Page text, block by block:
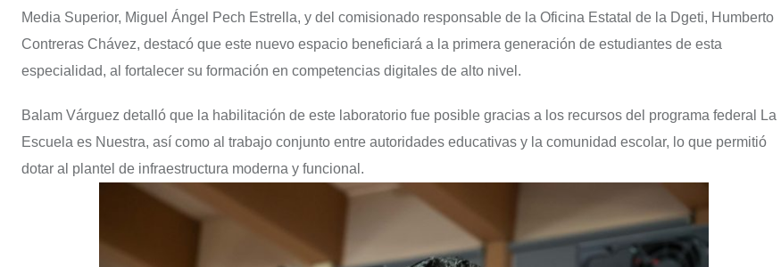
Media Superior, Miguel Ángel Pech Estrella, y del comisionado responsable de la Oficina Estatal de la Dgeti, Humberto
Contreras Chávez, destacó que este nuevo espacio beneficiará a la primera generación de estudiantes de esta
especialidad, al fortalecer su formación en competencias digitales de alto nivel.
Balam Várguez detalló que la habilitación de este laboratorio fue posible gracias a los recursos del programa federal La
Escuela es Nuestra, así como al trabajo conjunto entre autoridades educativas y la comunidad escolar, lo que permitió
dotar al plantel de infraestructura moderna y funcional.